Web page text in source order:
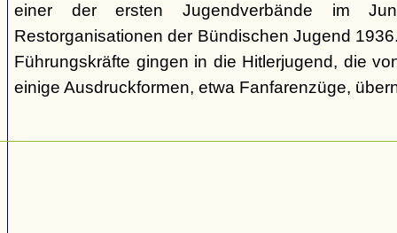
einer der ersten Jugendverbände im
Restorganisationen der Bündischen Jugend
Führungskräfte gingen in die Hitlerjugend, die
einige Ausdruckformen, etwa Fanfarenzüge,